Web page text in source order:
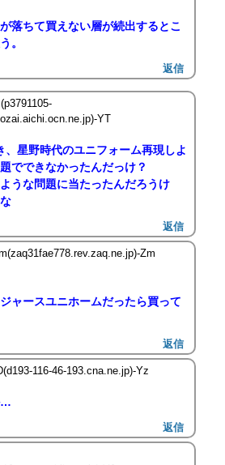
落ちて買えない層が続出するとこ
。
返信
YT
、星野時代のユニフォーム再現しよ
でできなかったんだっけ？
うな問題に当たったんだろうけ
返信
Zm
ャースユニホームだったら買って
返信
116-46-193.cna.ne.jp)-Yz
…
返信